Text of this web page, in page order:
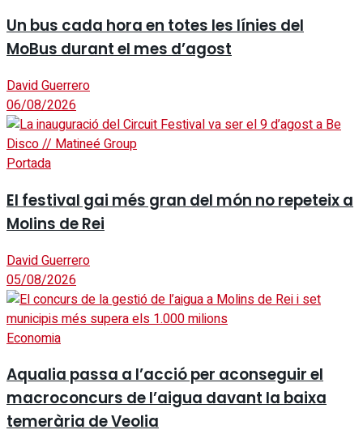
Un bus cada hora en totes les línies del
MoBus durant el mes d’agost
David Guerrero
06/08/2026
Portada
El festival gai més gran del món no repeteix a
Molins de Rei
David Guerrero
05/08/2026
Economia
Aqualia passa a l’acció per aconseguir el
macroconcurs de l’aigua davant la baixa
temerària de Veolia